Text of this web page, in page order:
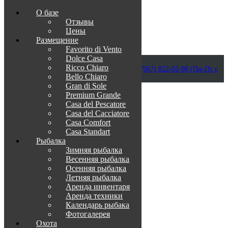
Приветствуем в Венеции на Каспии!
info@otdih-v-astrakhani.ru Как нас найти
+7 (967) 822-02-08 (Пн-Пт с
09:00 до 18:00)
Забронировать
О базе
Отзывы
Цены
Размещение
Favorito di Vento
Dolce Casa
Ricco Chiaro
Bello Chiaro
Gran di Sole
Premium Grande
Casa del Pescatore
Casa del Cacсiatore
Casa Comfort
Casa Standart
Рыбалка
Зимняя рыбалка
Весенняя рыбалка
Осенняя рыбалка
Летняя рыбалка
Аренда инвентаря
Аренда техники
Календарь рыбака
Фотогалерея
Охота